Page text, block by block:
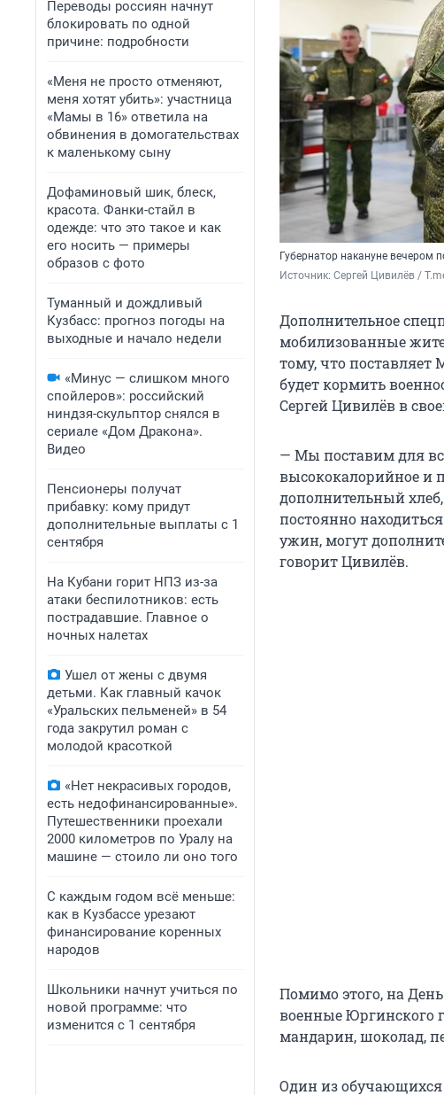
Переводы россиян начнут
блокировать по одной
причине: подробности
«Меня не просто отменяют,
меня хотят убить»: участница
«Мамы в 16» ответила на
обвинения в домогательствах
к маленькому сыну
Дофаминовый шик, блеск,
красота. Фанки-стайл в
одежде: что это такое и как
его носить — примеры
образов с фото
Туманный и дождливый
Кузбасс: прогноз погоды на
выходные и начало недели
«Минус — слишком много
спойлеров»: российский
ниндзя-скульптор снялся в
сериале «Дом Дракона».
Видео
Пенсионеры получат
прибавку: кому придут
дополнительные выплаты с 1
сентября
На Кубани горит НПЗ из-за
атаки беспилотников: есть
пострадавшие. Главное о
ночных налетах
Ушел от жены с двумя
детьми. Как главный качок
«Уральских пельменей» в 54
года закрутил роман с
молодой красоткой
«Нет некрасивых городов,
есть недофинансированные».
Путешественники проехали
2000 километров по Уралу на
машине — стоило ли оно того
С каждым годом всё меньше:
как в Кузбассе урезают
финансирование коренных
народов
Школьники начнут учиться по
новой программе: что
изменится с 1 сентября
Губернатор накануне вечером
Источник: Сергей Цивилёв /
Дополнительное
мобилизованные
тому, что
будет кормить
Сергей Цивилёв в
— Мы поставим для
высококалорийное и
дополнительный
постоянно
ужин, могут
говорит Цивилёв.
Помимо этого, на
военные Юргинского
мандарин, шоколад,
Один из обучающихся